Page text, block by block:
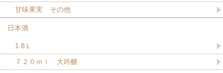
甘味果実 その他
日本酒
1.8Ｌ
７２０ｍｌ 大吟醸